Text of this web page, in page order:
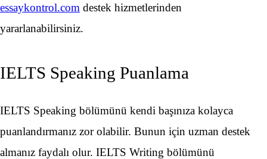
essaykontrol.com destek hizmetlerinden
yararlanabilirsiniz.
IELTS Speaking Puanlama
IELTS Speaking bölümünü kendi başınıza kolayca
puanlandırmanız zor olabilir. Bunun için uzman destek
almanız faydalı olur. IELTS Writing bölümünü